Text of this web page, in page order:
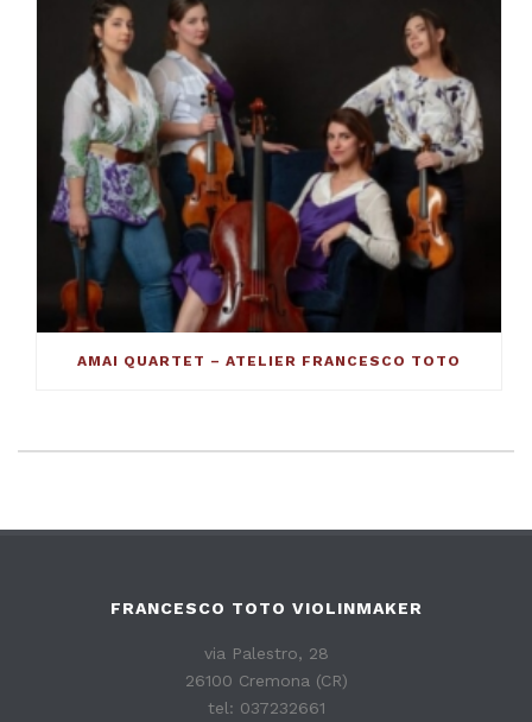
AMAI QUARTET – ATELIER FRANCESCO TOTO
FRANCESCO TOTO VIOLINMAKER
via Palestro, 28
26100 Cremona (CR)
tel: 037232661